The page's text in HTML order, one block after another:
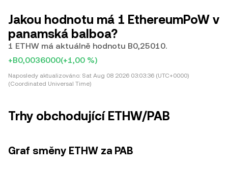
Jakou hodnotu má 1 EthereumPoW v
panamská balboa?
1 ETHW má aktuálně hodnotu B0,25010.
+B0,0036000(+1,00 %)
Naposledy aktualizováno: Sat Aug 08 2026 03:03:36 (UTC+0000)
(Coordinated Universal Time)
Trhy obchodující ETHW/PAB
Graf směny ETHW za PAB